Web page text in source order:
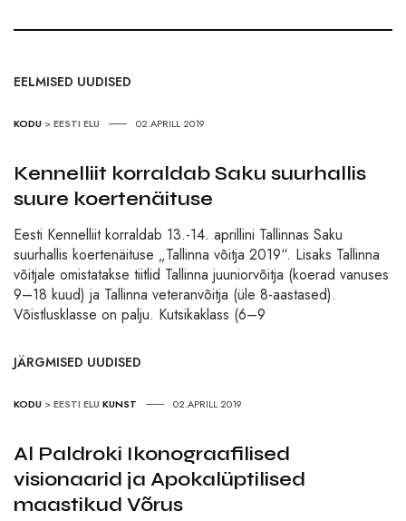
EELMISED UUDISED
KODU >EESTI ELU 02.APRILL 2019
Kennelliit korraldab Saku suurhallis
suure koertenäituse
Eesti Kennelliit korraldab 13.-14. aprillini Tallinnas Saku
suurhallis koertenäituse „Tallinna võitja 2019“. Lisaks Tallinna
võitjale omistatakse tiitlid Tallinna juuniorvõitja (koerad vanuses
9–18 kuud) ja Tallinna veteranvõitja (üle 8-aastased).
Võistlusklasse on palju. Kutsikaklass (6–9
JÄRGMISED UUDISED
KODU >EESTI ELU KUNST 02.APRILL 2019
Al Paldroki Ikonograafilised
visionaarid ja Apokalüptilised
maastikud Võrus